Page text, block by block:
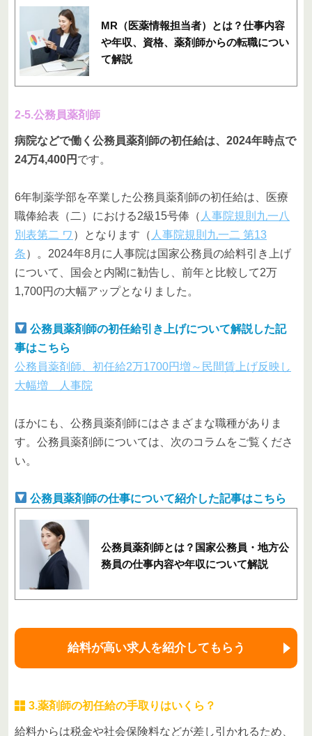
MR（医薬情報担当者）とは？仕事内容
や年収、資格、薬剤師からの転職につい
て解説
2-5.公務員薬剤師
病院などで働く公務員薬剤師の初任給は、2024年時点で
24万4,400円 です。
6年制薬学部を卒業した公務員薬剤師の初任給は、医療
職俸給表（二）における2級15号俸（ 人事院規則九一八
別表第二 ワ ）となります（ 人事院規則九一二 第13
条）。2024年8月に人事院は国家公務員の給料引き上げ
について、国会と内閣に勧告し、前年と比較して2万
1,700円の大幅アップとなりました。
公務員薬剤師の初任給引き上げについて解説した記
事はこちら
公務員薬剤師、初任給2万1700円増～民間賃上げ反映し
大幅増 人事院
ほかにも、公務員薬剤師にはさまざまな職種がありま
す。公務員薬剤師については、次のコラムをご覧くださ
い。
公務員薬剤師の仕事について紹介した記事はこちら
公務員薬剤師とは？国家公務員・地方公
務員の仕事内容や年収について解説
給料が高い求人を紹介してもらう
3.薬剤師の初任給の手取りはいくら？
給料からは税金や社会保険料などが差し引かれるため、